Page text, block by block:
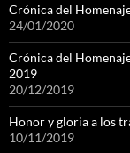
Crónica del
24/01/2020
Crónica del
2019
20/12/2019
Honor y gloria a los
10/11/2019